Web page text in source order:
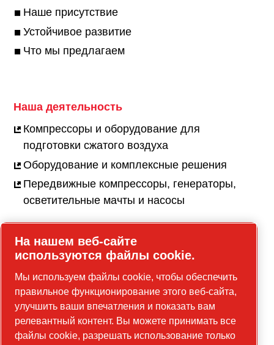
Наше присутствие
Устойчивое развитие
Что мы предлагаем
Наша деятельность
Компрессоры и оборудование для
подготовки сжатого воздуха
Оборудование и комплексные решения
Передвижные компрессоры, генераторы,
осветительные мачты и насосы
Карьера
Вакансии
Наша культура
На нашем веб-сайте
используются файлы cookie.
Мы используем файлы cookie, чтобы обеспечить
правильное функционирование этого веб-сайта,
улучшить ваши впечатления и показать вам
релевантный контент. Вы можете принимать все
файлы cookie, разрешать использование только